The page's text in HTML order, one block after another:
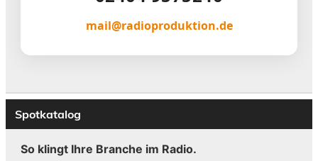
mail@radioproduktion.de
Spotkatalog
So klingt Ihre Branche im Radio.